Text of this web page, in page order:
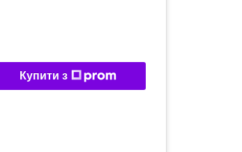
Купити з